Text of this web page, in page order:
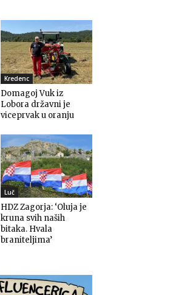
Kredenc
Domagoj Vuk iz
Lobora državni je
viceprvak u oranju
Luč
HDZ Zagorja: ‘Oluja je
kruna svih naših
bitaka. Hvala
braniteljima’